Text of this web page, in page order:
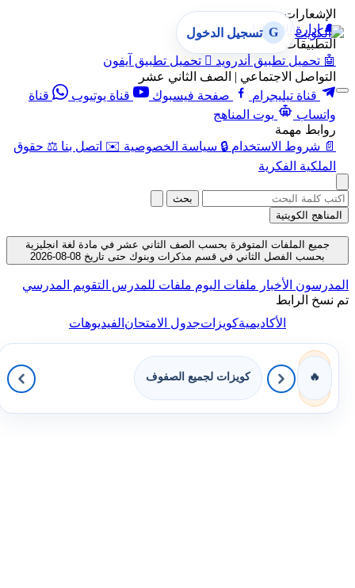
الإشعارات
🔔 إدارة الإشعارات
التطبيقات
🤖 تحميل تطبيق أندرويد  تحميل تطبيق آيفون
التواصل الاجتماعي | الصف الثاني عشر
قناة تيليجرام
صفحة فيسبوك قناة يوتيوب
قناة
واتساب
بوت المناهج
روابط مهمة
📄 شروط الاستخدام 🔒 سياسة الخصوصية ✉️ اتصل بنا ⚖️ حقوق
الملكية الفكرية
G تسجيل الدخول
بحث
المناهج الكويتية
جميع الملفات المتوفرة بحسب الصف الثاني عشر في مادة لغة انجليزية
بحسب الفصل الثاني في قسم مذكرات وبنوك حتى تاريخ 08-08-2026
المدرسون الأخبار ملفات اليوم ملفات للمدرس التقويم المدرسي
تم نسخ الرابط
الأكاديميةكويزاتجدول الامتحانالفيديوهات
🔥 كويزات لجميع الصفوف